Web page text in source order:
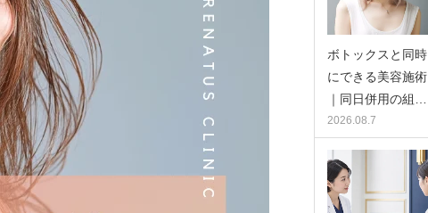
ボトックスと同時
にできる美容施術
｜同日併用の組…
2026.08.7